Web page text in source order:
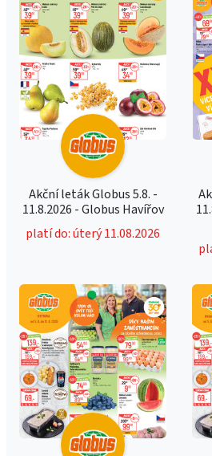
Akční leták Globus 5.8. -
11.8.2026 - Globus Havířov
platí do: úterý 11.08.2026